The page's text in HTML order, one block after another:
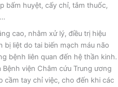
bấm huyệt, cấy chỉ, tắm thuốc,
cao, nhằm xử lý, điều trị hiệu
liệt do tai biến mạch máu não
bệnh liên quan đến hệ thần kinh.
viện Châm cứu Trung ương
tay chỉ việc, cho đến khi các